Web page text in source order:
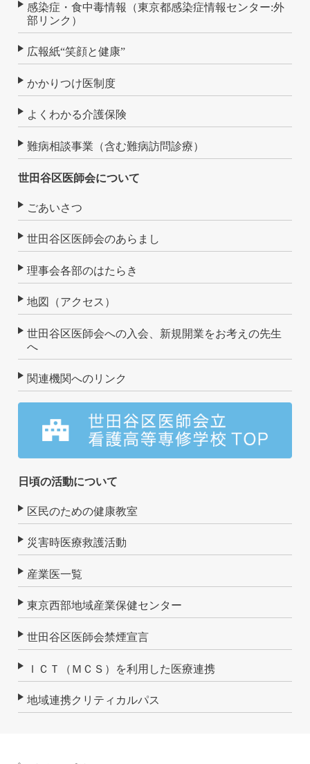
感染症・食中毒情報（東京都感染症情報センター:外
部リンク）
広報紙“笑顔と健康”
かかりつけ医制度
よくわかる介護保険
難病相談事業（含む難病訪問診療）
世田谷区医師会について
ごあいさつ
世田谷区医師会のあらまし
理事会各部のはたらき
地図（アクセス）
世田谷区医師会への入会、新規開業をお考えの先生
へ
関連機関へのリンク
日頃の活動について
区民のための健康教室
災害時医療救護活動
産業医一覧
東京西部地域産業保健センター
世田谷区医師会禁煙宣言
ＩＣＴ（ＭＣＳ）を利用した医療連携
地域連携クリティカルパス